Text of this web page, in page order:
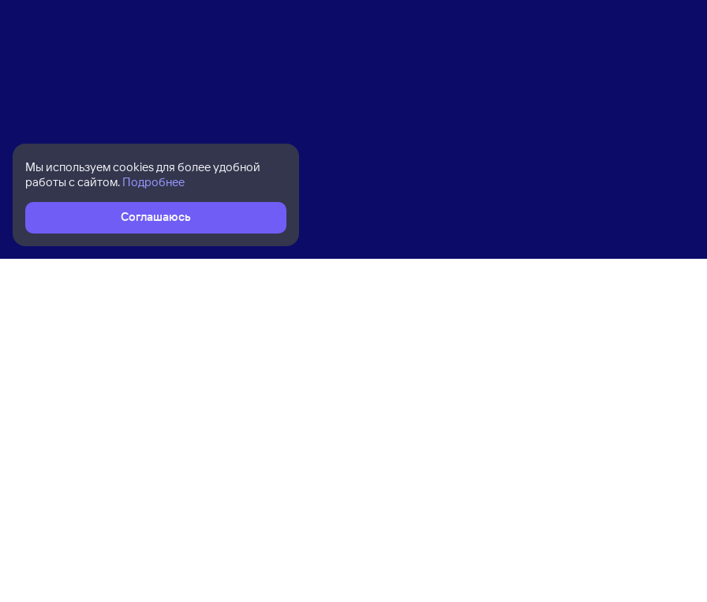
Мы используем cookies для более удобной
работы с сайтом. Подробнее
Соглашаюсь